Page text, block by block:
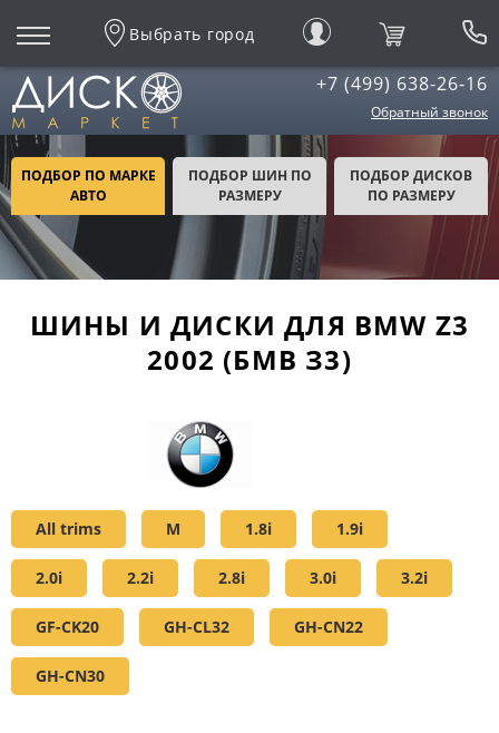
Выбрать город
+7 (499) 638-26-16
Обратный звонок
ПОДБОР ПО МАРКЕ
АВТО
ПОДБОР ШИН ПО
РАЗМЕРУ
ПОДБОР ДИСКОВ
ПО РАЗМЕРУ
ШИНЫ И ДИСКИ ДЛЯ BMW Z3
2002 (БМВ З3)
All trims M 1.8i 1.9i
2.0i 2.2i 2.8i 3.0i 3.2i
GF-CK20 GH-CL32 GH-CN22
GH-CN30